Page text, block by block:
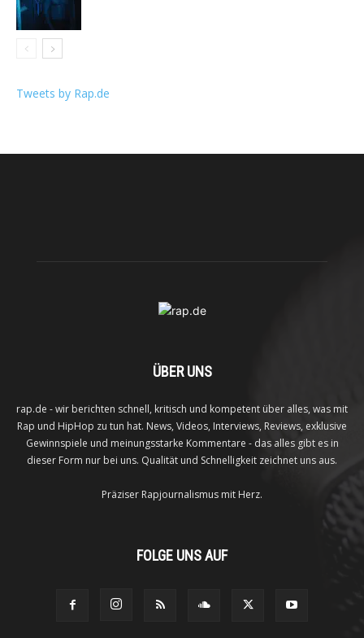
Tweets by Rap.de
ÜBER UNS
rap.de - wir berichten schnell, kritisch und kompetent über alles, was mit
Rap und HipHop zu tun hat. News, Videos, Interviews, Reviews, exklusive
Gewinnspiele und meinungsstarke Kommentare - das alles gibt es in
dieser Form nur bei uns. Qualität und Schnelligkeit zeichnet uns aus.
Präziser Rapjournalismus mit Herz.
FOLGE UNS AUF